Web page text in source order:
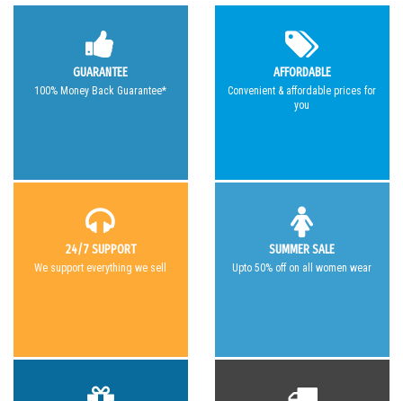
GUARANTEE
100% Money Back Guarantee*
AFFORDABLE
Convenient & affordable prices for
you
24/7 SUPPORT
We support everything we sell
SUMMER SALE
Upto 50% off on all women wear